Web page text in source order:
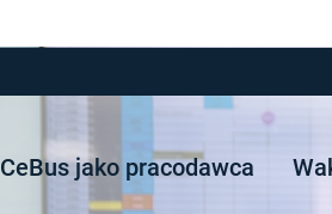
CeBus jako pracodawca